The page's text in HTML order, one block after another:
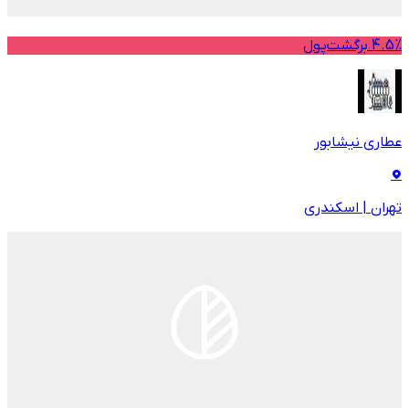
4.5% برگشت‌پول
عطاری نیشابور
تهران | اسکندری